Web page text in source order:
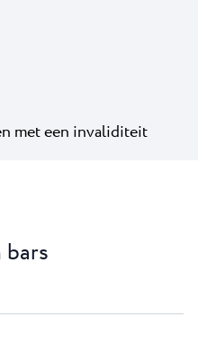
met een invaliditeit